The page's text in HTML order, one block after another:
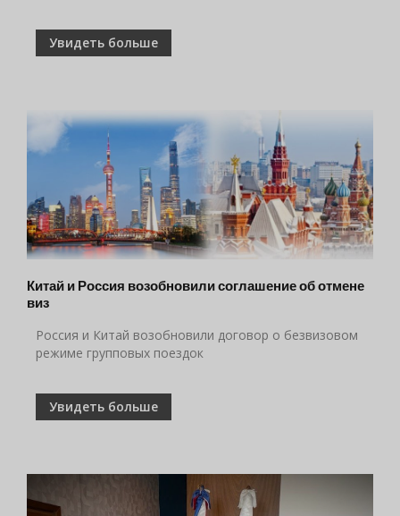
Увидеть больше
Китай и Россия возобновили соглашение об отмене
виз
Россия и Китай возобновили договор о безвизовом
режиме групповых поездок
Увидеть больше